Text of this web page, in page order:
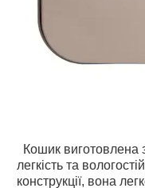
Кошик виготовлена
легкість та
конструкції, вона